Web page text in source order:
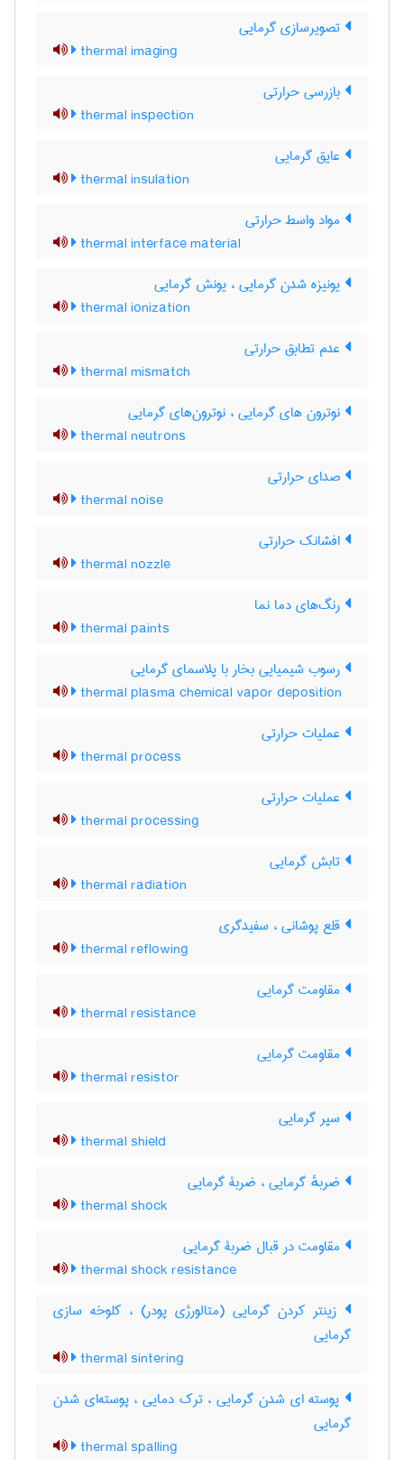
تصویرسازی گرمایی
thermal imaging
بازرسی حرارتی
thermal inspection
عایق گرمایی
thermal insulation
مواد واسط حرارتی
thermal interface material
یونیزه شدن گرمایی ، یونش گرمایی
thermal ionization
عدم تطابق حرارتی
thermal mismatch
نوترون های گرمایی ، نوترون‌های گرمایی
thermal neutrons
صدای حرارتی
thermal noise
افشانک حرارتی
thermal nozzle
رنگ‌های دما نما
thermal paints
رسوب شیمیایی بخار با پلاسمای گرمایی
thermal plasma chemical vapor deposition
عملیات حرارتی
thermal process
عملیات حرارتی
thermal processing
تابش گرمایی
thermal radiation
قلع پوشانی ، سفیدگری
thermal reflowing
مقاومت گرمایی
thermal resistance
مقاومت گرمایی
thermal resistor
سپر گرمایی
thermal shield
ضربهٔ گرمایی ، ضربۀ گرمایی
thermal shock
مقاومت در قبال ضربۀ گرمایی
thermal shock resistance
زینتر کردن گرمایی (متالورژی پودر) ، کلوخه سازی
گرمایی
thermal sintering
پوسته ای شدن گرمایی ، ترک دمایی ، پوسته‌ای شدن
گرمایی
thermal spalling